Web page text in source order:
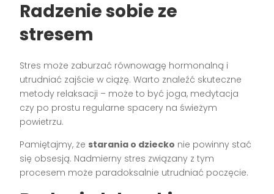
Radzenie sobie ze
stresem
Stres może zaburzać równowagę hormonalną i
utrudniać zajście w ciążę. Warto znaleźć skuteczne
metody relaksacji – może to być joga, medytacja
czy po prostu regularne spacery na świeżym
powietrzu.
Pamiętajmy, że starania o dziecko nie powinny stać
się obsesją. Nadmierny stres związany z tym
procesem może paradoksalnie utrudniać poczęcie.